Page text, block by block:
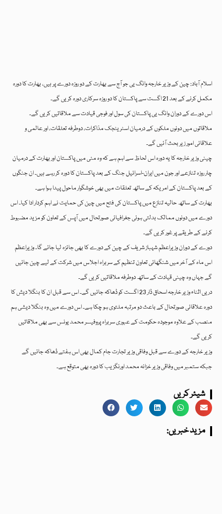
اسلام آباد: چین کے وزیر خارجہ وانگ یی جو آج سے بھارت کے دو روزہ دورے پر ہیں، بھارت کا دورہ
مکمل کرنے کے بعد 21 اگست سے پاکستان کا دو روزہ سرکاری دورہ کریں گے۔
اس دورے کے دوران وانگ یی پاکستان کی سول اور فوجی قیادت سے ملاقاتیں کریں گے۔
ملاقاتوں میں دونوں ملکوں کے درمیان اسٹریٹجک مذاکرات، دوطرفہ تعلقات، اور عالمی و
علاقائی امور زیر بحث آئیں گے۔
چینی وزیر خارجہ کا یہ دورہ اس لحاظ سے اہم ہے کہ وہ مئی میں پاکستان اور بھارت کے درمیان
چار روزہ تنازعے اور جون میں ایران-اسرائیل جنگ کے بعد پاکستان کا دورہ کر رہے ہیں۔ ان جنگوں
کے بعد پاکستان کے امریکہ کے ساتھ تعلقات میں بھی خوشگوار ماحول پیدا ہوا ہے۔
بھارت کے ساتھ حالیہ تنازع میں پاکستان کی فتح میں چین کی حمایت نے اہم کردار ادا کیا۔ اس
دورے میں دونوں ممالک بدلتی ہوئی جغرافیائی صورتحال میں آپس کے تعاون کو مزید مضبوط
کرنے کے طریقے پر غور کریں گے۔
دورے کے دوران وزیراعظم شہباز شریف کے چین کے دورے کا بھی جائزہ لیا جائے گا۔ وزیراعظم
اس ماہ کے آخر میں شنگھائی تعاون تنظیم کے سربراہ اجلاس میں شرکت کے لیے چین جائیں
گے جہاں وہ چینی قیادت کے ساتھ دوطرفہ ملاقاتیں کریں گے۔
دریں اثناء وزیر خارجہ اسحاق ڈار 23 اگست کو ڈھاکہ جائیں گے۔ اس سے قبل ان کا بنگلا دیش کا
دورہ علاقائی صورتحال کے باعث دو مرتبہ ملتوی ہو چکا ہے۔ اس دورے میں وہ بنگلا دیشی ہم
منصب کے علاوہ موجودہ حکومت کے عبوری سربراہ پروفیسر محمد یونس سے بھی ملاقاتیں
کریں گے۔
وزیر خارجہ کے دورے سے قبل وفاقی وزیر تجارت جام کمال بھی اس ہفتے ڈھاکہ جائیں گے
جبکہ ستمبر میں وفاقی وزیر خزانہ محمد اورنگزیب کا دورہ بھی متوقع ہے۔
شیئر کریں
:مزید خبریں